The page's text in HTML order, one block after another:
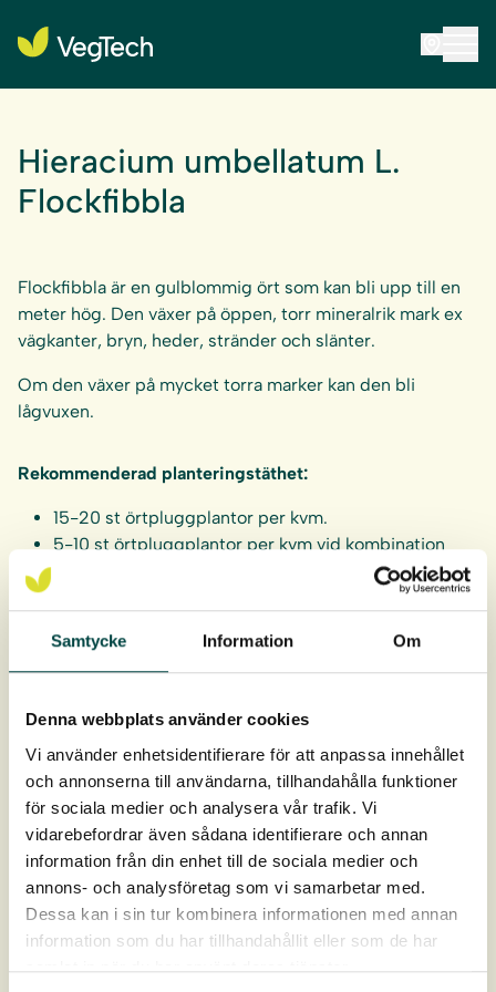
Samtycke Information Om
Denna webbplats använder cookies
Vi använder enhetsidentifierare för att anpassa innehållet
och annonserna till användarna, tillhandahålla funktioner
för sociala medier och analysera vår trafik. Vi
vidarebefordrar även sådana identifierare och annan
information från din enhet till de sociala medier och
annons- och analysföretag som vi samarbetar med.
Dessa kan i sin tur kombinera informationen med annan
information som du har tillhandahållit eller som de har
samlat in när du har använt deras tjänster.
Hieracium umbellatum L.
Flockfibbla
Flockfibbla är en gulblommig ört som kan bli upp till en
meter hög. Den växer på öppen, torr mineralrik mark ex
vägkanter, bryn, heder, stränder och slänter.
Om den växer på mycket torra marker kan den bli
lågvuxen.
Rekommenderad planteringstäthet:
15-20 st örtpluggplantor per kvm.
5-10 st örtpluggplantor per kvm vid kombination
Örtpluggplantorna levereras i hela brätten om 40 st.
Leverans: April-oktober
Produktdata